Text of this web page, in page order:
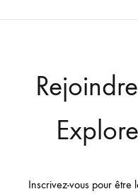
Inscrivez-vous pour